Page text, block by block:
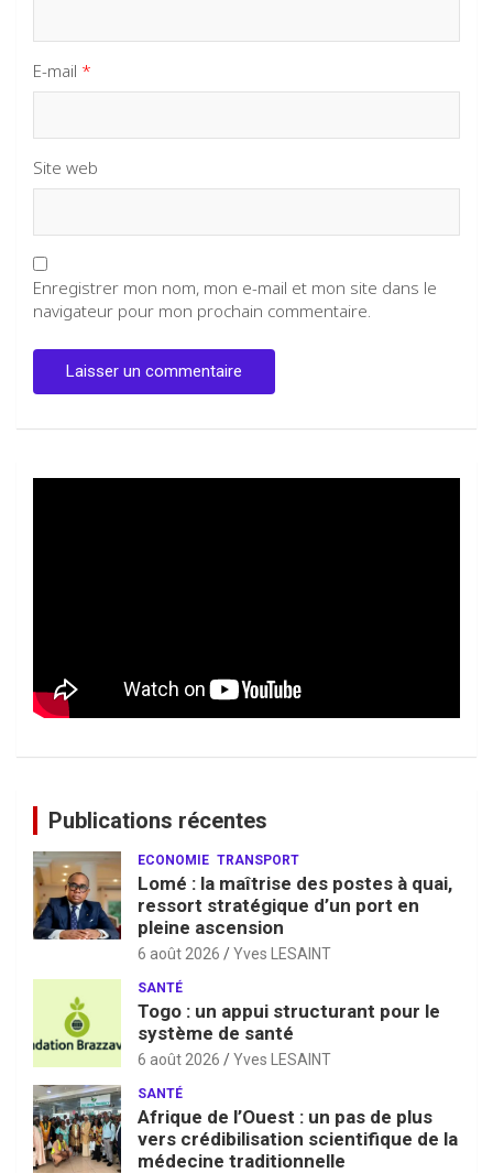
E-mail *
Site web
Enregistrer mon nom, mon e-mail et mon site dans le
navigateur pour mon prochain commentaire.
Publications récentes
ECONOMIE TRANSPORT
Lomé : la maîtrise des postes à quai,
ressort stratégique d’un port en
pleine ascension
6 août 2026 Yves LESAINT
SANTÉ
Togo : un appui structurant pour le
système de santé
6 août 2026 Yves LESAINT
SANTÉ
Afrique de l’Ouest : un pas de plus
vers crédibilisation scientifique de la
médecine traditionnelle